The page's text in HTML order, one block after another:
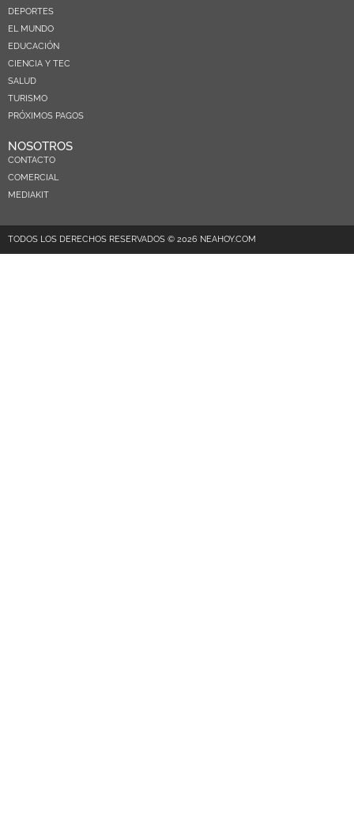
DEPORTES
EL MUNDO
EDUCACIÓN
CIENCIA Y TEC
SALUD
TURISMO
PRÓXIMOS PAGOS
NOSOTROS
CONTACTO
COMERCIAL
MEDIAKIT
TODOS LOS DERECHOS RESERVADOS © 2026 NEAHOY.COM